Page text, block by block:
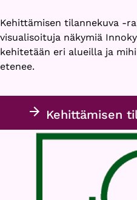
Kehittämisen tilannekuva -
visualisoituja näkymiä
kehitetään eri alueilla ja
etenee.
Kehittämisen